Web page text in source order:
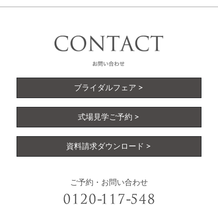
ブライダルフェア
式場見学ご予約
資料請求ダウンロード
ご予約・お問い合わせ